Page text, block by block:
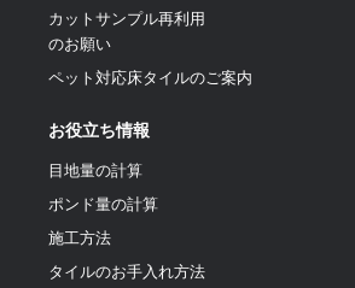
カットサンプル再利用
のお願い
ペット対応床タイルのご案内
お役立ち情報
目地量の計算
ポンド量の計算
施工方法
タイルのお手入れ方法